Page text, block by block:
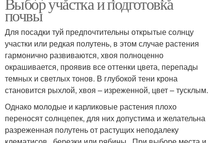
почвы
Для посадки туй предпочтительны открытые солнцу
участки или редкая полутень, в этом случае растения
гармонично развиваются, хвоя полноценно
окрашивается, проявив все оттенки цвета, перепады
темных и светлых тонов. В глубокой тени крона
становится рыхлой, хвоя – изреженной, цвет – тусклым.
Однако молодые и карликовые растения плохо
переносят солнцепек, для них допустима и желательна
разреженная полутень от растущих неподалеку